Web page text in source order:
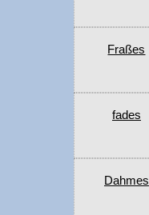
Fraßes
fades
Dahmes